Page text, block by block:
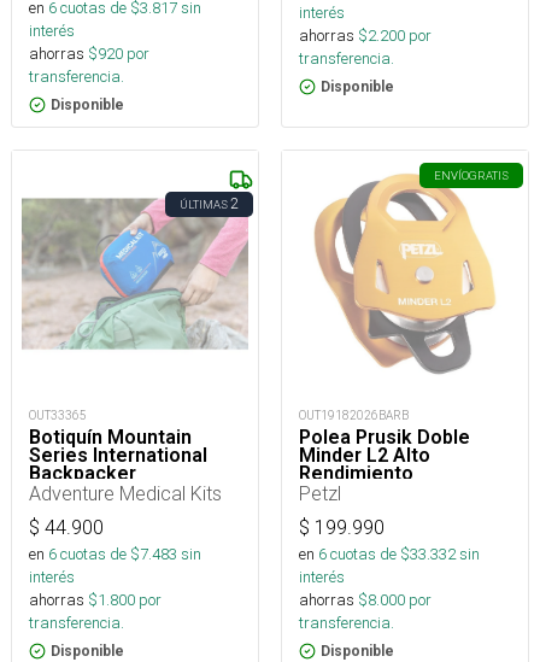
en 6cuotas de $3.817sin
interés
ahorras $920 por
transferencia.
Disponible
interés
ahorras $2.200 por
transferencia.
Disponible
ÚLTIMAS2
OUT33365
Botiquín Mountain
Series International
Backpacker
Adventure Medical Kits
$ 44.900
en 6cuotas de $7.483 sin
interés
ahorras $1.800 por
transferencia.
Disponible
ENVÍOGRATIS
OUT19182026BARB
Polea Prusik Doble
Minder L2 Alto
Rendimiento
Petzl
$ 199.990
en 6cuotas de $33.332sin
interés
ahorras $8.000 por
transferencia.
Disponible